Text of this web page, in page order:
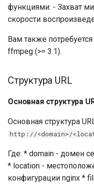
vod_max_frames_size
функциями: - Захват
скорости
Вам также
ffmpeg (>= 3.1).
Структура URL
Основная структура
Основная структура
http://<domain>/
Где: * domain - домен
* location -
конфигурации nginx *